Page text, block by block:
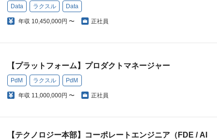
Data ラクスル Data
年収 10,450,000円 〜 正社員
【プラットフォーム】プロダクトマネージャー
PdM ラクスル PdM
年収 11,000,000円 〜 正社員
【テクノロジー本部】コーポレートエンジニア（FDE / AI